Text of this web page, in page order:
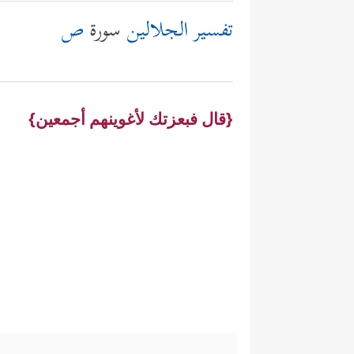
تفسير الجلالين سورةص
{قال فبعزتك لأغوينهم أجمعين}